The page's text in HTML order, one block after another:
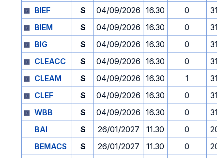
BIEF
S 04/09/2026 16.30 0
BIEM
S 04/09/2026 16.30 0
BIG
S 04/09/2026 16.30 0
CLEACC
S 04/09/2026 16.30 0
CLEAM
S 04/09/2026 16.30 1
CLEF
S 04/09/2026 16.30 0
WBB
S 04/09/2026 16.30 0
BAI
S 26/01/2027 11.30 0
BEMACS
S 26/01/2027 11.30 0